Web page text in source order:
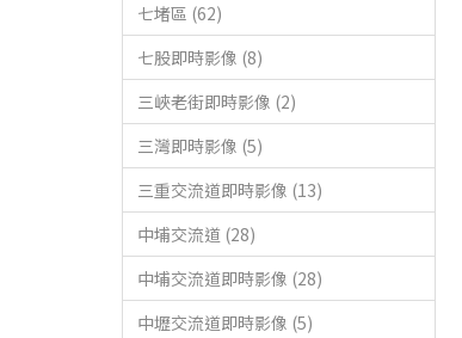
七堵區 (62)
七股即時影像 (8)
三峽老街即時影像 (2)
三灣即時影像 (5)
三重交流道即時影像 (13)
中埔交流道 (28)
中埔交流道即時影像 (28)
中壢交流道即時影像 (5)